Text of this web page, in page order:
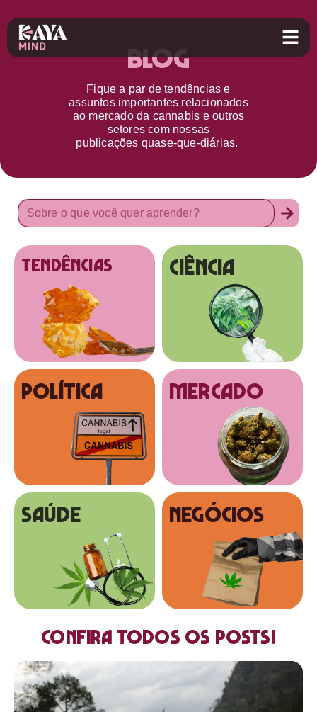
Blog
Fique a par detendências e
assuntos importantes relacionados
ao mercado da cannabis e outros
setorescom nossas
publicações quase-que-diárias.
tendências Ciência
Política MERCADO
SAÚDE NEGÓCIOS
Confira todos os posts!